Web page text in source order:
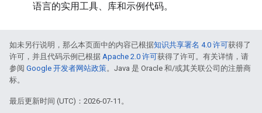
语言的实用工具、库和示例代码。
如未另行说明，那么本页面中的内容已根据知识共享署名 4.0 许可获得了
许可，并且代码示例已根据 Apache 2.0 许可获得了许可。有关详情，请
参阅 Google 开发者网站政策。Java 是 Oracle 和/或其关联公司的注册商
标。
最后更新时间 (UTC)：2026-07-11。